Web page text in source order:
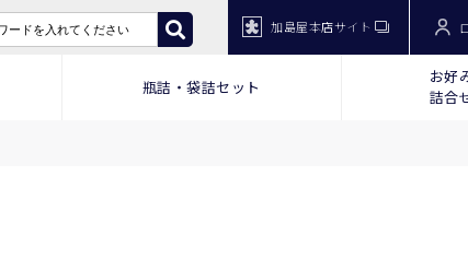
加島屋本店サイト
瓶詰・袋詰セット
お好
詰合